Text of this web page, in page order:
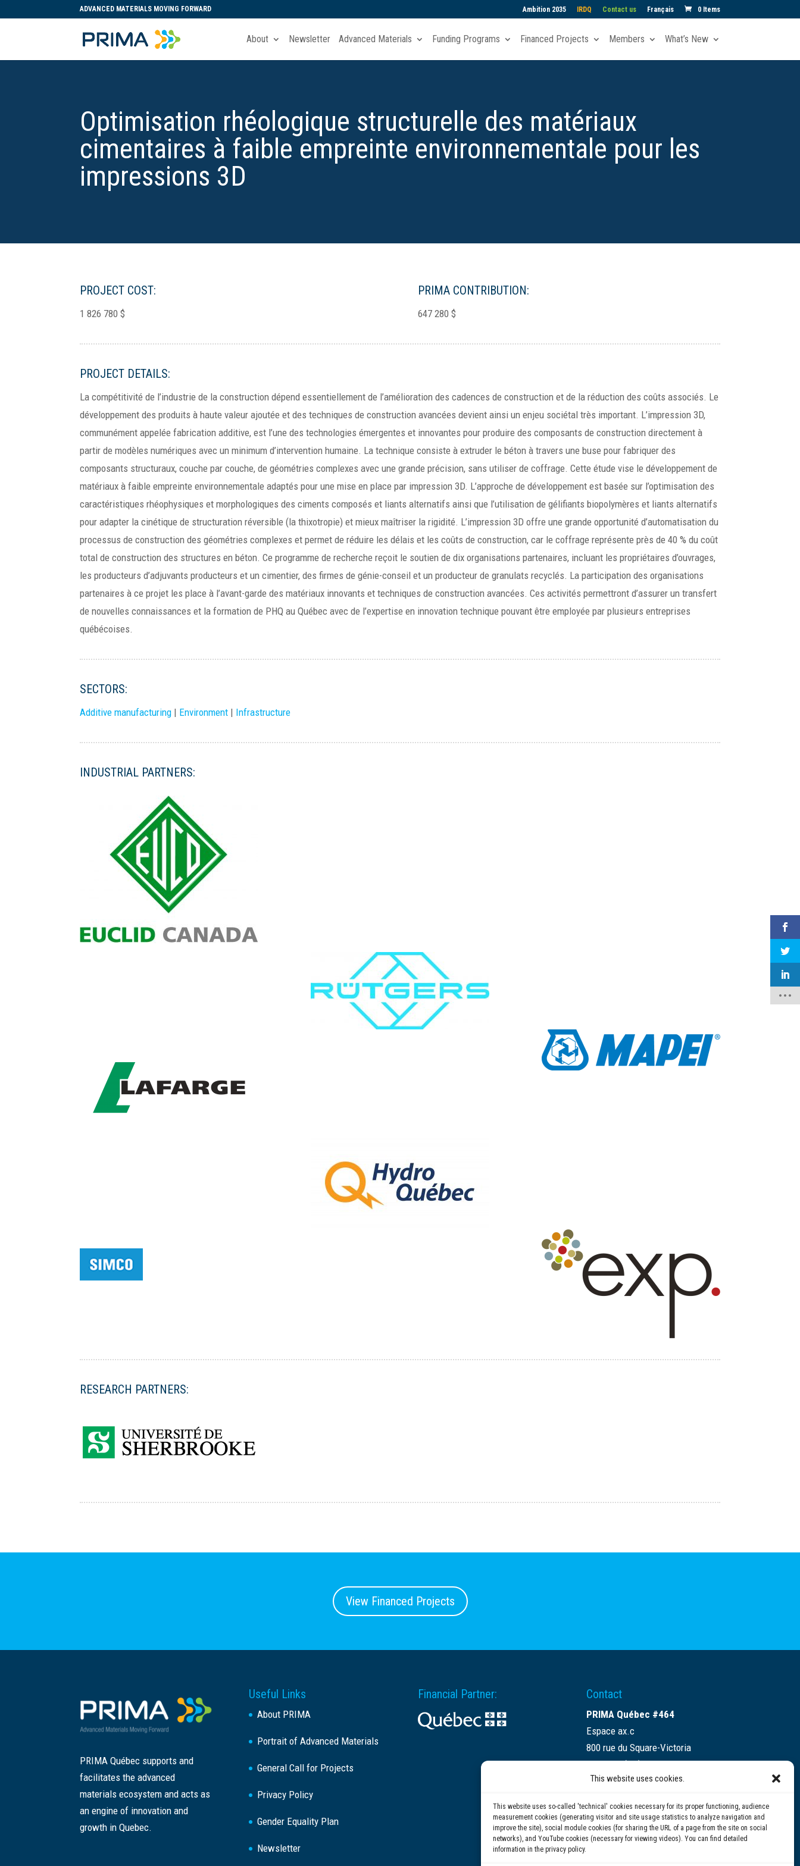
This website uses cookies.
This website uses so-called 'technical' cookies necessary for its proper functioning, audience
measurement cookies (generating visitor and site usage statistics to analyze navigation and
improve the site), social module cookies (for sharing the URL of a page from the site on social
networks), and YouTube cookies (necessary for viewing videos). You can find detailed
information in the privacy policy.
ADVANCED MATERIALS MOVING FORWARD Ambition 2035 IRDQ Contact us Français 0 Items
About Newsletter Advanced Materials Funding Programs Financed Projects Members What’s New
Optimisation rhéologique structurelle des matériaux
cimentaires à faible empreinte environnementale pour les
impressions 3D
PROJECT COST:
1 826 780 $
PRIMA CONTRIBUTION:
647 280 $
PROJECT DETAILS:
La compétitivité de l’industrie de la construction dépend essentiellement de l’amélioration des cadences de construction et de la réduction des coûts associés. Le
développement des produits à haute valeur ajoutée et des techniques de construction avancées devient ainsi un enjeu sociétal très important. L’impression 3D,
communément appelée fabrication additive, est l’une des technologies émergentes et innovantes pour produire des composants de construction directement à
partir de modèles numériques avec un minimum d’intervention humaine. La technique consiste à extruder le béton à travers une buse pour fabriquer des
composants structuraux, couche par couche, de géométries complexes avec une grande précision, sans utiliser de coffrage. Cette étude vise le développement de
matériaux à faible empreinte environnementale adaptés pour une mise en place par impression 3D. L’approche de développement est basée sur l’optimisation des
caractéristiques rhéophysiques et morphologiques des ciments composés et liants alternatifs ainsi que l’utilisation de gélifiants biopolymères et liants alternatifs
pour adapter la cinétique de structuration réversible (la thixotropie) et mieux maîtriser la rigidité. L’impression 3D offre une grande opportunité d’automatisation du
processus de construction des géométries complexes et permet de réduire les délais et les coûts de construction, car le coffrage représente près de 40 % du coût
total de construction des structures en béton. Ce programme de recherche reçoit le soutien de dix organisations partenaires, incluant les propriétaires d’ouvrages,
les producteurs d’adjuvants producteurs et un cimentier, des firmes de génie-conseil et un producteur de granulats recyclés. La participation des organisations
partenaires à ce projet les place à l’avant-garde des matériaux innovants et techniques de construction avancées. Ces activités permettront d’assurer un transfert
de nouvelles connaissances et la formation de PHQ au Québec avec de l’expertise en innovation technique pouvant être employée par plusieurs entreprises
québécoises.
SECTORS:
Additive manufacturing | Environment | Infrastructure
INDUSTRIAL PARTNERS:
RESEARCH PARTNERS:
View Financed Projects
PRIMA Québec supports and
facilitates the advanced
materials ecosystem and acts as
an engine of innovation and
growth in Quebec.
Useful Links
About PRIMA
Portrait of Advanced Materials
General Call for Projects
Privacy Policy
Gender Equality Plan
Newsletter
Financial Partner: Contact
PRIMA Québec #464
Espace ax.c
800 rue du Square-Victoria
Montréal (QC) H3C 0B4
info@prima.ca